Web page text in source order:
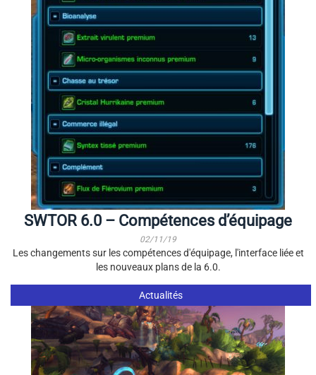
SWTOR 6.0 – Compétences d’équipage
02/11/19
Les changements sur les compétences d'équipage, l'interface liée et
les nouveaux plans de la 6.0.
Actualités